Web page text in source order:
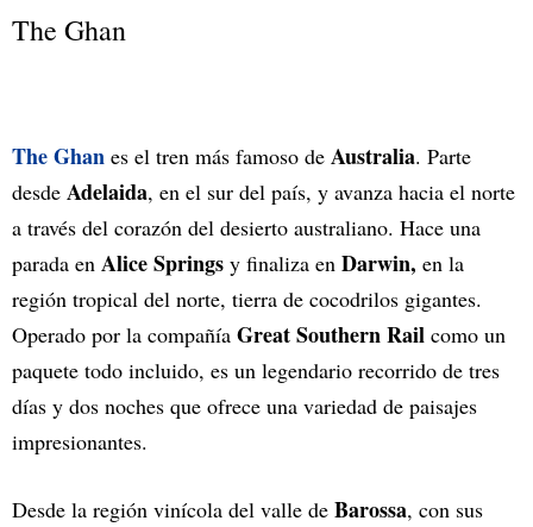
The Ghan
The Ghan es el tren más famoso de Australia. Parte
desde Adelaida, en el sur del país, y avanza hacia el norte
a través del corazón del desierto australiano. Hace una
parada en Alice Springs y finaliza en Darwin, en la
región tropical del norte, tierra de cocodrilos gigantes.
Operado por la compañía Great Southern Rail como un
paquete todo incluido, es un legendario recorrido de tres
días y dos noches que ofrece una variedad de paisajes
impresionantes.
Desde la región vinícola del valle de Barossa, con sus